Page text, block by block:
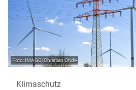
IMAGO/Christian Ohde
Klimaschutz